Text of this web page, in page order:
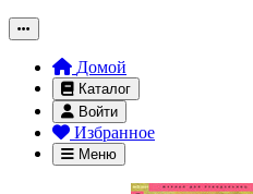
Домой
Каталог
Войти
Избранное
Меню